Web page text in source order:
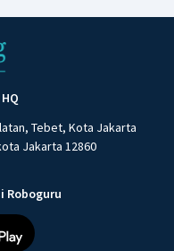
Tebet, Kota Jakarta
Jakarta 12860
Roboguru